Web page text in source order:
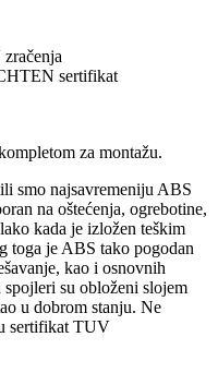
sertifikat
za montažu.
smo najsavremeniju ABS
na oštećenja, ogrebotine,
kada je izložen teškim
toga je ABS tako pogodan
kao i osnovnih
su obloženi slojem
u dobrom stanju. Ne
sertifikat TUV